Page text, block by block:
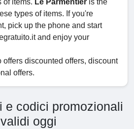
of items. Le Parmentier is the
types of items. If you're
pick up the phone and start
and enjoy your
discounted offers, discount
offers.
e codici promozionali
oggi